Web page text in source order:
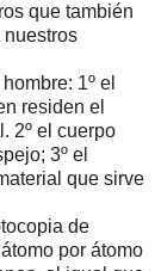
que también
1º el
residen el
2º el cuerpo
3º el
que sirve
de
por átomo